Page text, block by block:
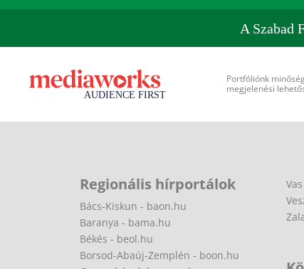
A Szabad
Portfóliónk
megjelenési
Regionális hírportálok
Bács-Kiskun - baon.hu
Baranya - bama.hu
Békés - beol.hu
Borsod-Abaúj-Zemplén - boon.hu